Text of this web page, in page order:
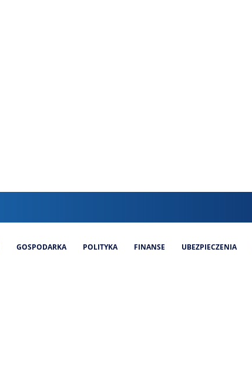
GOSPODARKA POLITYKA FINANSE UBEZPIECZENIA